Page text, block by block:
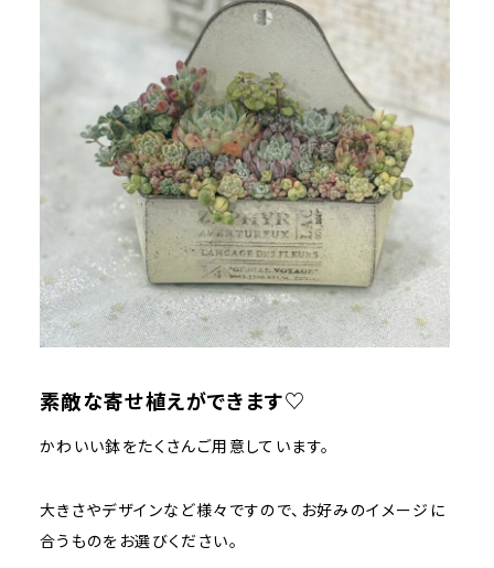
素敵な寄せ植えができます♡
かわいい鉢をたくさんご用意しています。
大きさやデザインなど様々ですので、お好みのイメージに
合うものをお選びください。